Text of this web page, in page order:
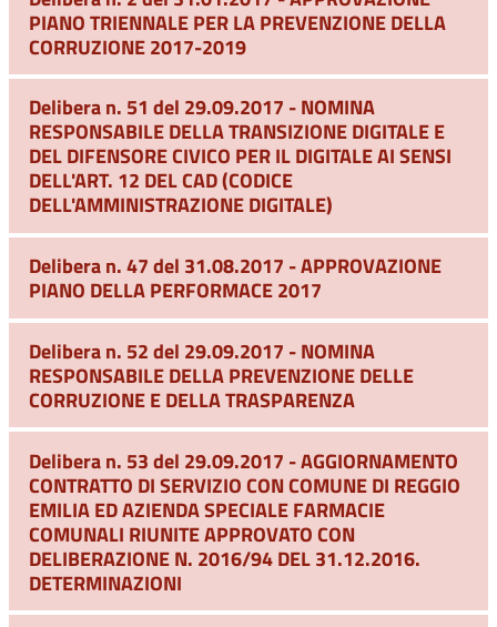
PIANO TRIENNALE PER LA PREVENZIONE DELLA
CORRUZIONE 2017-2019
Delibera n. 51 del 29.09.2017 - NOMINA
RESPONSABILE DELLA TRANSIZIONE DIGITALE E
DEL DIFENSORE CIVICO PER IL DIGITALE AI SENSI
DELL'ART. 12 DEL CAD (CODICE
DELL'AMMINISTRAZIONE DIGITALE)
Delibera n. 47 del 31.08.2017 - APPROVAZIONE
PIANO DELLA PERFORMACE 2017
Delibera n. 52 del 29.09.2017 - NOMINA
RESPONSABILE DELLA PREVENZIONE DELLE
CORRUZIONE E DELLA TRASPARENZA
Delibera n. 53 del 29.09.2017 - AGGIORNAMENTO
CONTRATTO DI SERVIZIO CON COMUNE DI REGGIO
EMILIA ED AZIENDA SPECIALE FARMACIE
COMUNALI RIUNITE APPROVATO CON
DELIBERAZIONE N. 2016/94 DEL 31.12.2016.
DETERMINAZIONI